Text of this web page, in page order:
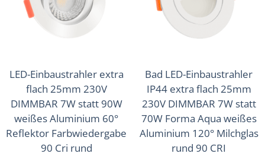
LED-Einbaustrahler extra
flach 25mm 230V
DIMMBAR 7W statt 90W
weißes Aluminium 60°
Reflektor Farbwiedergabe
90 Cri rund
Bad LED-Einbaustrahler
IP44 extra flach 25mm
230V DIMMBAR 7W statt
70W Forma Aqua weißes
Aluminium 120° Milchglas
rund 90 CRI